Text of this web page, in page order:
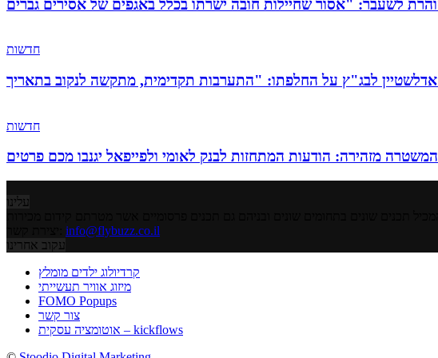
חדשות
חדשות
המשטרה מזהירה: הודעות המתחזות לבנק לאומי ולפייפאל יגנבו מכם פרטים
עלינו
info@flybuzz.co.il
עקוב אחרינו
קרדיולוג ילדים מומלץ
מיזוג אוויר תעשייתי
FOMO Popups
צור קשר
אוטומציה עסקית – kickflows